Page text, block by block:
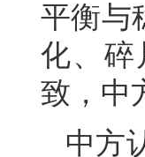
平衡与
化、碎
致，中
中方